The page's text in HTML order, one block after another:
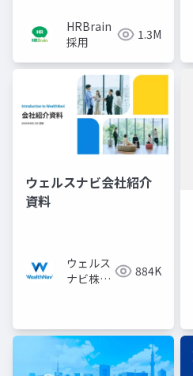
HRBrain
採用
1.3M
ウェルスナビ会社紹介
資料
ウェルス
ナビ株式
884K